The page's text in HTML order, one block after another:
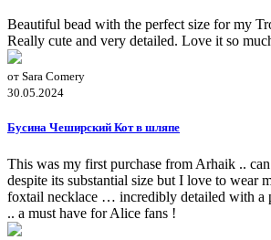
Beautiful bead with the perfect size for my
Really cute and very detailed. Love it so
от Sara Comery
30.05.2024
Бусина Чеширский Кот в шляпе
This was my first purchase from Arhaik ..
despite its substantial size but I love to wear
foxtail necklace … incredibly detailed with a
.. a must have for Alice fans !